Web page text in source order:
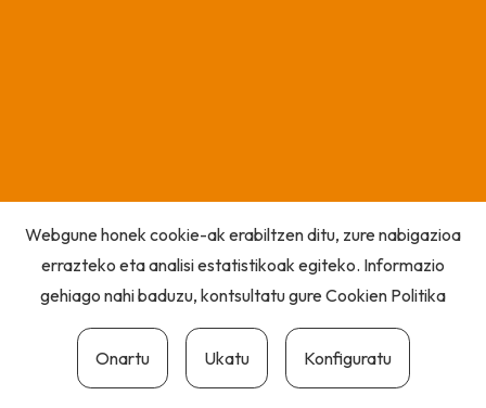
Webgune honek cookie-ak erabiltzen ditu, zure nabigazioa
errazteko eta analisi estatistikoak egiteko. Informazio
gehiago nahi baduzu, kontsultatu gureCookien Politika
Onartu Ukatu Konfiguratu